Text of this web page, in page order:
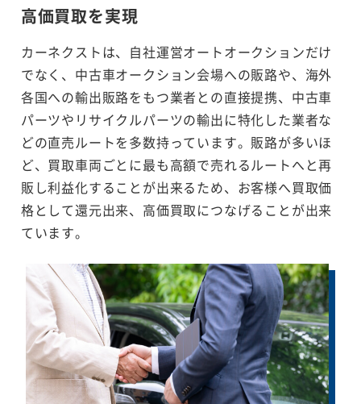
高価買取を実現
カーネクストは、自社運営オートオークションだけ
でなく、中古車オークション会場への販路や、海外
各国への輸出販路をもつ業者との直接提携、中古車
パーツやリサイクルパーツの輸出に特化した業者な
どの直売ルートを多数持っています。販路が多いほ
ど、買取車両ごとに最も高額で売れるルートへと再
販し利益化することが出来るため、お客様へ買取価
格として還元出来、高価買取につなげることが出来
ています。